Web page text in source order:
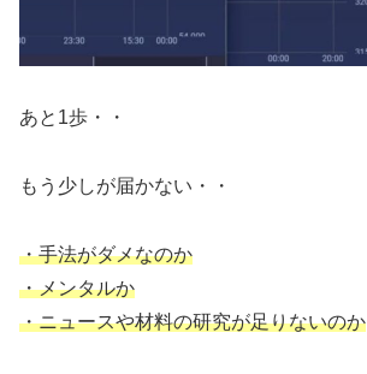
あと1歩・・
もう少しが届かない・・
・手法がダメなのか
・メンタルか
・ニュースや材料の研究が足りないのか